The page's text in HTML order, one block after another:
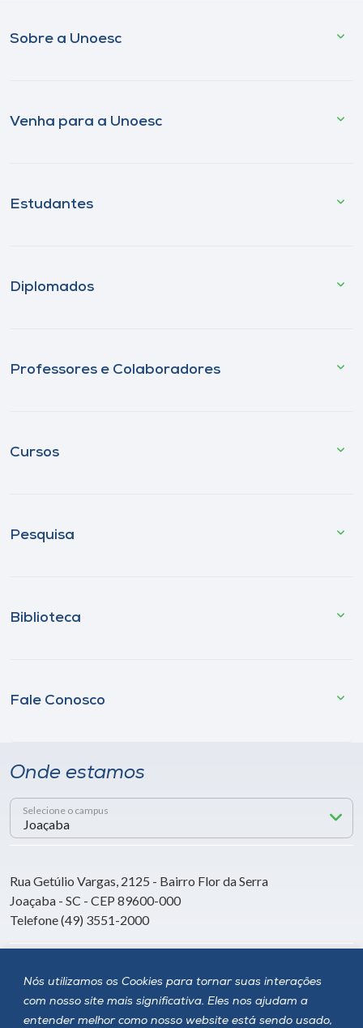
Nós utilizamos os Cookies para tornar suas interações
com nosso site mais significativa. Eles nos ajudam a
entender melhor como nosso website está sendo usado,
Sobre a Unoesc
Venha para a Unoesc
Estudantes
Diplomados
Professores e Colaboradores
Cursos
Pesquisa
Biblioteca
Fale Conosco
Onde estamos
Selecione o campus
Rua Getúlio Vargas, 2125 - Bairro Flor da Serra
Joaçaba - SC - CEP 89600-000
Telefone (49) 3551-2000
Siga a Unoesc